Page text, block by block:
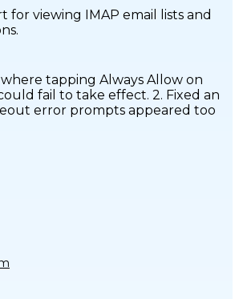
for viewing IMAP email lists and
where tapping Always Allow on
fail to take effect. 2. Fixed an
error prompts appeared too